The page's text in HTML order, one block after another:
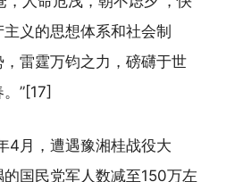
义的思想体系和社会制
雷霆万钧之力，磅礴于世
”[17]
4月，遭遇豫湘桂战役大
国民党军人数减至150万左